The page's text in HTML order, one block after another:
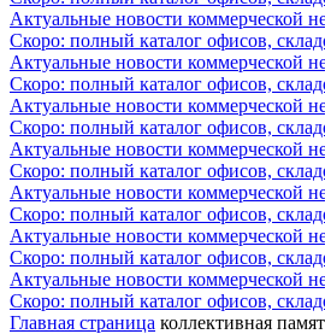
Актуальные новости коммерческой
Скоро: полный каталог офисов,
Актуальные новости коммерческой
Скоро: полный каталог офисов,
Актуальные новости коммерческой
Скоро: полный каталог офисов,
Актуальные новости коммерческой
Скоро: полный каталог офисов,
Актуальные новости коммерческой
Скоро: полный каталог офисов,
Актуальные новости коммерческой
Скоро: полный каталог офисов,
Актуальные новости коммерческой
Скоро: полный каталог офисов,
Главная страница коллективная